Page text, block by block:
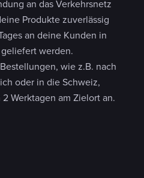
an das Verkehrsnetz
Produkte zuverlässig
an deine Kunden in
werden.
wie z.B. nach
oder in die Schweiz,
Werktagen am Zielort an.